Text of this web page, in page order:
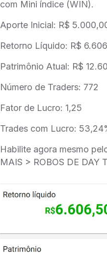
com Mini índice (WIN).
Aporte Inicial: R$
Retorno Líquido: R$
Patrimônio Atual: R$
Número de Traders: 772
Fator de Lucro: 1,25
Trades com Lucro:
Habilite agora mesmo
MAIS > ROBOS DE DAY